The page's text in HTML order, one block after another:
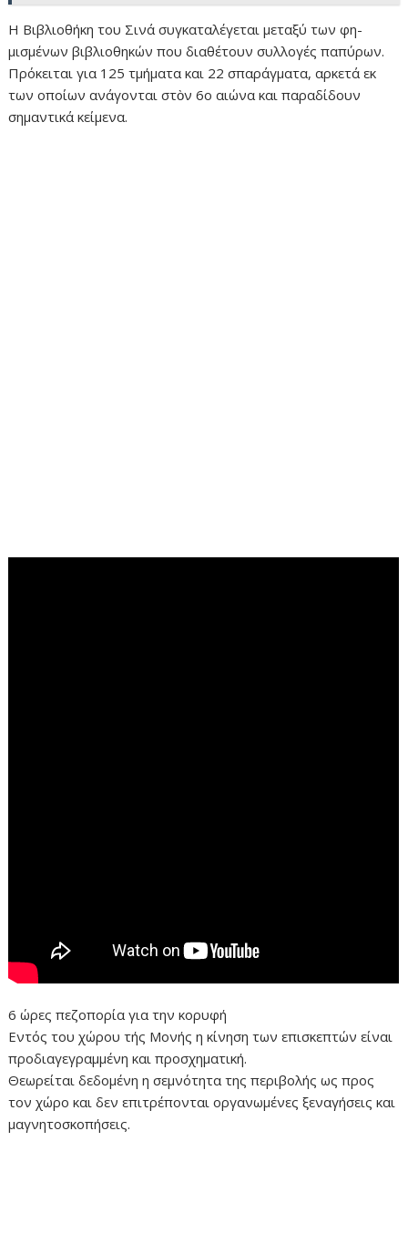
Η Βιβλιοθήκη του Σινά συγκαταλέγεται μεταξύ των φη­
μισμένων βιβλιοθηκών που διαθέτουν συλλογές παπύρων.
Πρόκειται για 125 τμήματα και 22 σπαράγματα, αρκετά εκ
των οποίων ανάγονται στὸν 6ο αιώνα και παραδίδουν
σημαντικά κείμενα.
6 ώρες πεζοπορία για την κορυφή
Εντός του χώρου τής Μονής η κίνηση των επισκεπτών είναι
προδιαγεγραμμένη και προσχηματική.
Θεωρείται δεδομένη η σεμνότητα της περιβολής ως προς
τον χώρο και δεν επιτρέπονται οργανωμένες ξεναγήσεις και
μαγνητοσκοπήσεις.